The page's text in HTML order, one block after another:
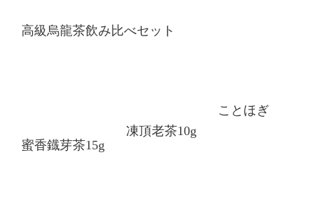
高級烏龍茶飲み比べセット
蜜香鐡芽茶15g
凍頂老茶10g
ことほぎ